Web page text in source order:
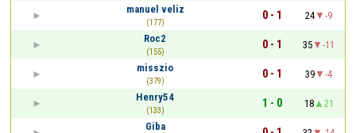
manuel veliz
(177)
0 - 1 24
-9
Roc2
(155)
0 - 1 35
-11
misszio
(379)
0 - 1 39
-4
Henry54
(133)
1 - 0 18
21
Giba